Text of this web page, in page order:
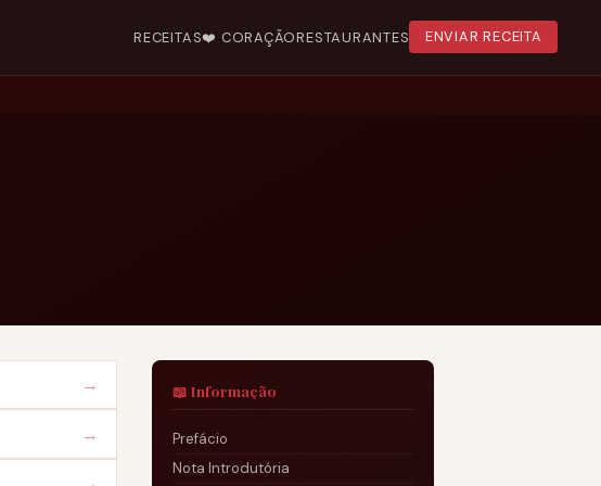
RECEITAS❤️ CORAÇÃORESTAURANTES ENVIAR RECEITA
→
→
📖 Informação
Prefácio
Nota Introdutória